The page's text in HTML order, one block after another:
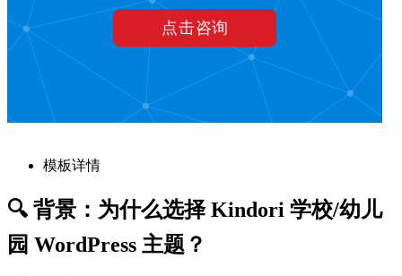
模板详情
🔍 背景：为什么选择 Kindori 学校/幼儿
园 WordPress 主题？